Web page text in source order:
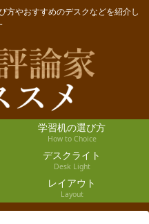
方やおすすめのデスクなどを紹介し
学習机の選び方
How to Choice
デスクライト
Desk Light
レイアウト
Layout